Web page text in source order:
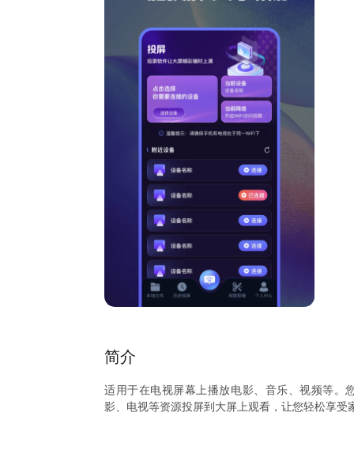
简介
适用于在电视屏幕上播放电影、音乐、视频等。
影、电视等资源投屏到大屏上观看，让您轻松享受